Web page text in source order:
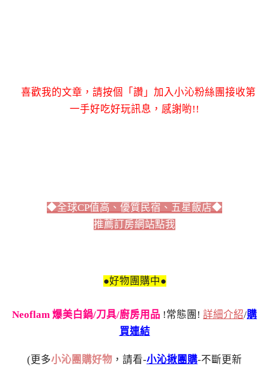
喜歡我的文章，請按個「讚」加入小沁粉絲團接收第
一手好吃好玩訊息，感謝喲!!
◆全球CP值高、優質民宿、五星飯店◆
推薦訂房網站點我
●好物團購中●
Neoflam 爆美白鍋/刀具/廚房用品 !常態團! 詳細介紹/購
買連結
(更多小沁團購好物 ，請看-小沁揪團購-不斷更新